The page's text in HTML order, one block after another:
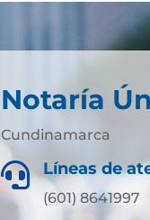
Notaría
Cundinamarca
 Líneas de
(601) 8641997